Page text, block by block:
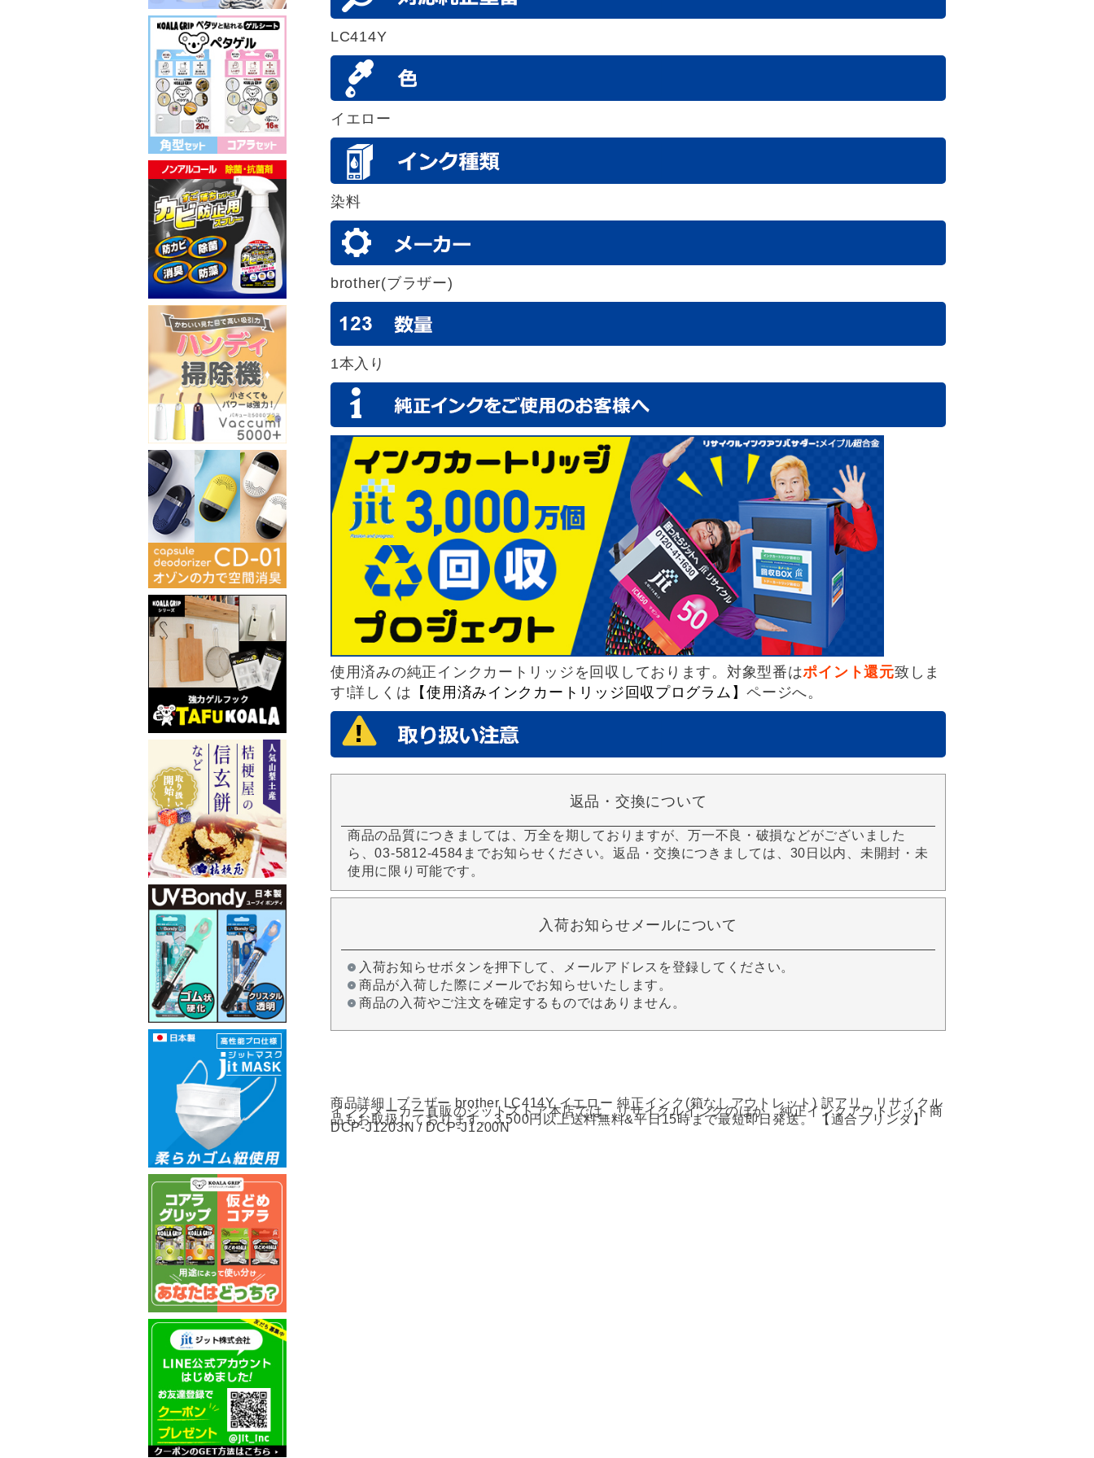
LC414Y
イエロー
染料
brother(ブラザー)
1本入り
使用済みの純正インクカートリッジを回収しております。対象型番はポイント還元致しま
す!詳しくは 【使用済みインクカートリッジ回収プログラム】ページへ。
返品・交換について
商品の品質につきましては、万全を期しておりますが、万一不良・破損などがございました
ら、03-5812-4584までお知らせください。返品・交換につきましては、30日以内、未開封・未
使用に限り可能です。
入荷お知らせメールについて
入荷お知らせボタンを押下して、メールアドレスを登録してください。
商品が入荷した際にメールでお知らせいたします。
商品の入荷やご注文を確定するものではありません。
商品詳細 | ブラザー brother LC414Y イエロー 純正インク(箱なしアウトレット) 訳アリ。リサイクル
インクメーカー直販のジットストア本店では、リサイクルインクのほか、純正インクアウトレット商
品もお取扱しております。3,500円以上送料無料&平日15時まで最短即日発送。 【適合プリンタ】
DCP-J1203N / DCP-J1200N